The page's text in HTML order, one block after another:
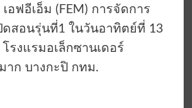
อฟอีเอ็ม (FEM) การจัดการ
ดสอนรุ่นที่1 ในวันอาทิตย์ที่ 13
รงแรมอเล็กซานเดอร์
าก บางกะปิ กทม.